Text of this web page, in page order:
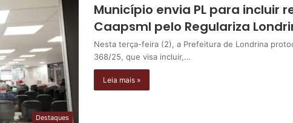
Destaques
Município envia PL para incluir
Caapsml pelo Regulariza
Nesta terça-feira (2), a Prefeitura de Londrina
368/25, que visa incluir,…
Leia mais »